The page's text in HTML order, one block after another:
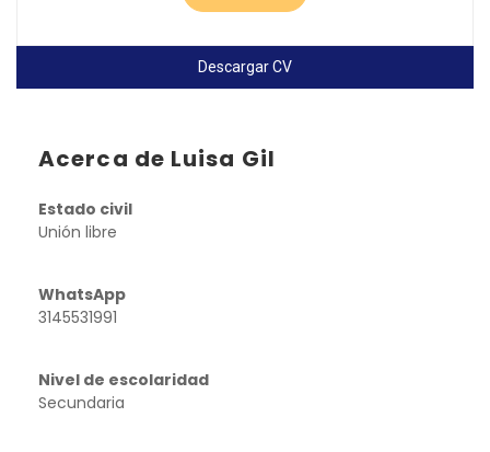
Descargar CV
Acerca de Luisa Gil
Estado civil
Unión libre
WhatsApp
3145531991
Nivel de escolaridad
Secundaria